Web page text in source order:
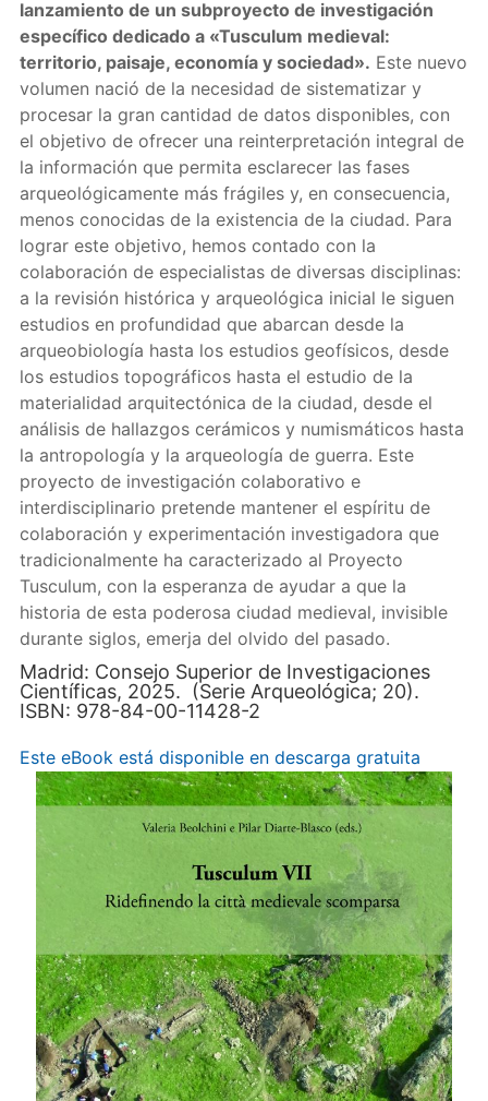
lanzamiento de un subproyecto de investigación
específico dedicado a «Tusculum medieval:
territorio, paisaje, economía y sociedad». Este nuevo
volumen nació de la necesidad de sistematizar y
procesar la gran cantidad de datos disponibles, con
el objetivo de ofrecer una reinterpretación integral de
la información que permita esclarecer las fases
arqueológicamente más frágiles y, en consecuencia,
menos conocidas de la existencia de la ciudad. Para
lograr este objetivo, hemos contado con la
colaboración de especialistas de diversas disciplinas:
a la revisión histórica y arqueológica inicial le siguen
estudios en profundidad que abarcan desde la
arqueobiología hasta los estudios geofísicos, desde
los estudios topográficos hasta el estudio de la
materialidad arquitectónica de la ciudad, desde el
análisis de hallazgos cerámicos y numismáticos hasta
la antropología y la arqueología de guerra. Este
proyecto de investigación colaborativo e
interdisciplinario pretende mantener el espíritu de
colaboración y experimentación investigadora que
tradicionalmente ha caracterizado al Proyecto
Tusculum, con la esperanza de ayudar a que la
historia de esta poderosa ciudad medieval, invisible
durante siglos, emerja del olvido del pasado.
Madrid: Consejo Superior de Investigaciones
Científicas, 2025. (Serie Arqueológica; 20).
ISBN: 978-84-00-11428-2
Este eBook está disponible en descarga gratuita